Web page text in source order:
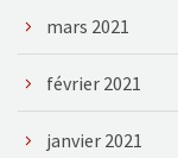
mars 2021
février 2021
janvier 2021